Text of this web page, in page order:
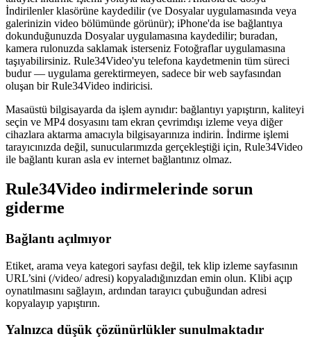
İndirilenler klasörüne kaydedilir (ve Dosyalar uygulamasında veya
galerinizin video bölümünde görünür); iPhone'da ise bağlantıya
dokunduğunuzda Dosyalar uygulamasına kaydedilir; buradan,
kamera rulonuzda saklamak isterseniz Fotoğraflar uygulamasına
taşıyabilirsiniz. Rule34Video'yu telefona kaydetmenin tüm süreci
budur — uygulama gerektirmeyen, sadece bir web sayfasından
oluşan bir Rule34Video indiricisi.
Masaüstü bilgisayarda da işlem aynıdır: bağlantıyı yapıştırın, kaliteyi
seçin ve MP4 dosyasını tam ekran çevrimdışı izleme veya diğer
cihazlara aktarma amacıyla bilgisayarınıza indirin. İndirme işlemi
tarayıcınızda değil, sunucularımızda gerçekleştiği için, Rule34Video
ile bağlantı kuran asla ev internet bağlantınız olmaz.
Rule34Video indirmelerinde sorun
giderme
Bağlantı açılmıyor
Etiket, arama veya kategori sayfası değil, tek klip izleme sayfasının
URL’sini (/video/ adresi) kopyaladığınızdan emin olun. Klibi açıp
oynatılmasını sağlayın, ardından tarayıcı çubuğundan adresi
kopyalayıp yapıştırın.
Yalnızca düşük çözünürlükler sunulmaktadır